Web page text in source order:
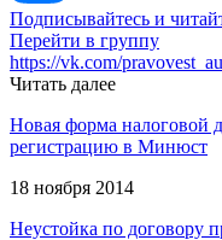
Подписывайтесь и
Перейти в группу
https://vk.com/
Читать далее
Новая форма налоговой
регистрацию в Минюст
18 ноября 2014
Неустойка по договору